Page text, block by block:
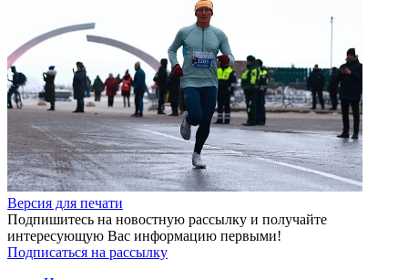
Версия для печати
Подпишитесь на новостную рассылку и получайте
интересующую Вас информацию первыми!
Подписаться на рассылку